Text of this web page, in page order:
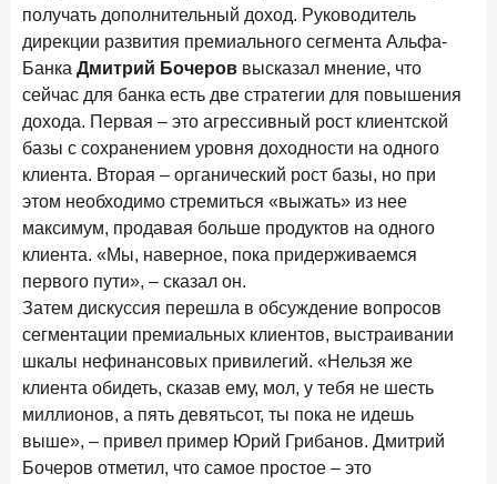
получать дополнительный доход. Руководитель
дирекции развития премиального сегмента Альфа-
Банка Дмитрий Бочеров высказал мнение, что
сейчас для банка есть две стратегии для повышения
дохода. Первая – это агрессивный рост клиентской
базы с сохранением уровня доходности на одного
клиента. Вторая – органический рост базы, но при
этом необходимо стремиться «выжать» из нее
максимум, продавая больше продуктов на одного
клиента. «Мы, наверное, пока придерживаемся
первого пути», – сказал он.
Затем дискуссия перешла в обсуждение вопросов
сегментации премиальных клиентов, выстраивании
шкалы нефинансовых привилегий. «Нельзя же
клиента обидеть, сказав ему, мол, у тебя не шесть
миллионов, а пять девятьсот, ты пока не идешь
выше», – привел пример Юрий Грибанов. Дмитрий
Бочеров отметил, что самое простое – это